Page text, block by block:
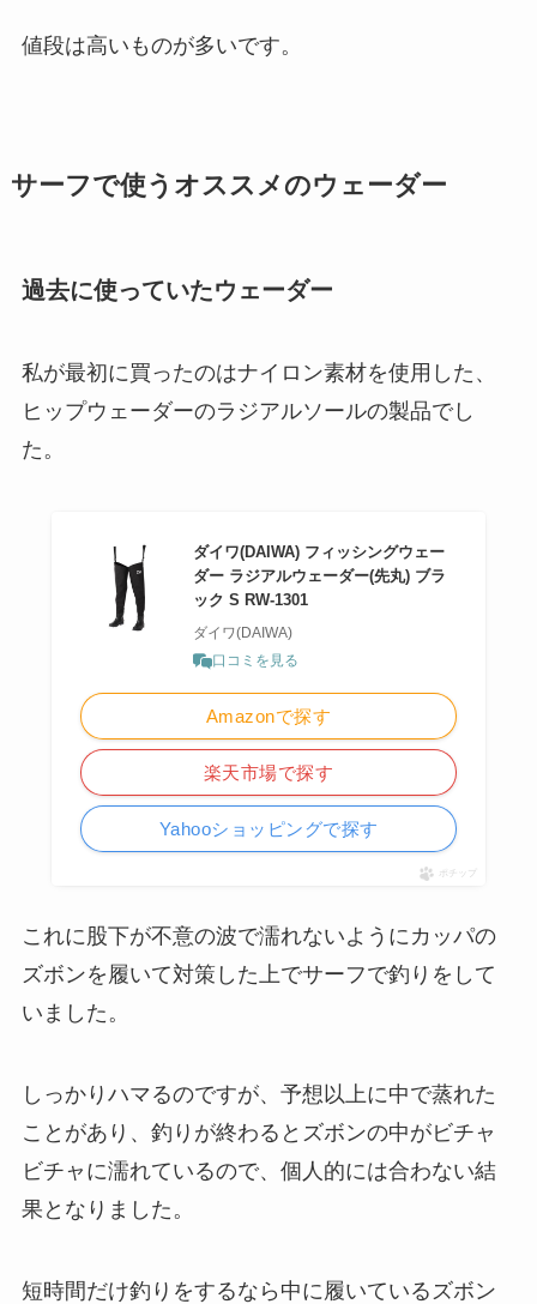
値段は高いものが多いです。
サーフで使うオススメのウェーダー
過去に使っていたウェーダー
私が最初に買ったのはナイロン素材を使用した、
ヒップウェーダーのラジアルソールの製品でし
た。
ダイワ(DAIWA) フィッシングウェー
ダー ラジアルウェーダー(先丸) ブラ
ック S RW-1301
ダイワ(DAIWA)
口コミを見る
Amazonで探す
楽天市場で探す
Yahooショッピングで探す
ポチップ
これに股下が不意の波で濡れないようにカッパの
ズボンを履いて対策した上でサーフで釣りをして
いました。
しっかりハマるのですが、予想以上に中で蒸れた
ことがあり、釣りが終わるとズボンの中がビチャ
ビチャに濡れているので、個人的には合わない結
果となりました。
短時間だけ釣りをするなら中に履いているズボン